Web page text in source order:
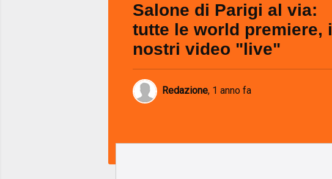
Salone di Parigi al via:
tutte le world premiere, i
nostri video "live"
Redazione, 1 anno fa